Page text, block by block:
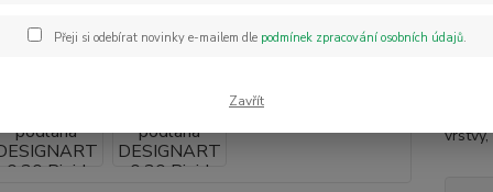
a
S
Přeji si odebírat novinky e-mailem dle podmínek zpracování osobních údajů.
Zavřít